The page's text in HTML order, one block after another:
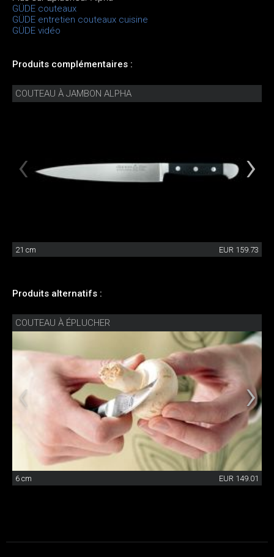
GÜDE couteaux
GÜDE entretien couteaux cuisine
GÜDE vidéo
Produits complémentaires :
COUTEAU À JAMBON ALPHA
21 cm EUR 159.73
Produits alternatifs :
COUTEAU À ÉPLUCHER
6 cm EUR 149.01